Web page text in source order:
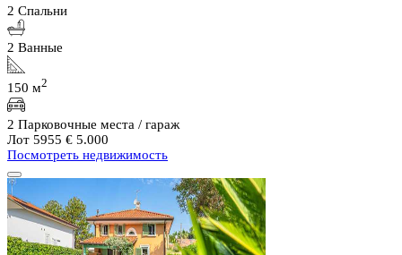
2 Спальни
2 Ванные
150 м2
2 Парковочные места / гараж
Лот 5955 € 5.000
Посмотреть недвижимость